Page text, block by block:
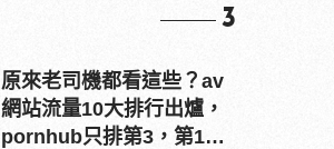
3
原來老司機都看這些？av
網站流量10大排行出爐，
pornhub只排第3，第1名